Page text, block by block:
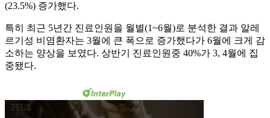
(23.5%) 증가했다.
특히 최근 5년간 진료인원을 월별(1~6월)로 분석한 결과 알레
르기성 비염환자는 3월에 큰 폭으로 증가했다가 6월에 크게 감
소하는 양상을 보였다. 상반기 진료인원중 40%가 3, 4월에 집
중됐다.